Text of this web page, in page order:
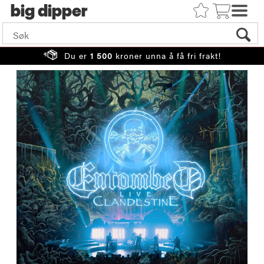
big
Du er 1 500 kroner unna å få fri frakt!